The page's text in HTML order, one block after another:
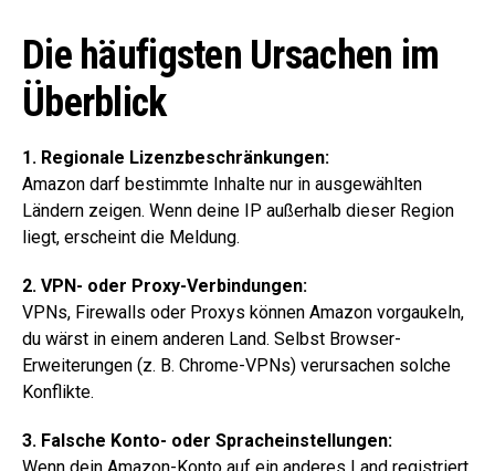
Die häufigsten Ursachen im
Überblick
1. Regionale Lizenzbeschränkungen:
Amazon darf bestimmte Inhalte nur in ausgewählten
Ländern zeigen. Wenn deine IP außerhalb dieser Region
liegt, erscheint die Meldung.
2. VPN- oder Proxy-Verbindungen:
VPNs, Firewalls oder Proxys können Amazon vorgaukeln,
du wärst in einem anderen Land. Selbst Browser-
Erweiterungen (z. B. Chrome-VPNs) verursachen solche
Konflikte.
3. Falsche Konto- oder Spracheinstellungen: